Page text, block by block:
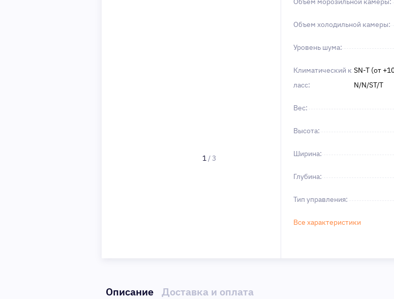
1/ 3
Объем холодильной камеры:
Уровень шума:
Климатический к
ласс:
SN-T (от
N/N/ST/T
Вес:
Высота:
Ширина:
Глубина:
Тип управления:
Все характеристики
Описание Доставка и оплата